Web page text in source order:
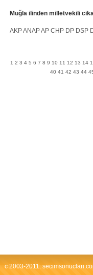
Muğla ilinden milletvekili
AKPANAPAP CHP DP DSP
1 2 3 4 5 6 7 8 9 10 11 12 13 14
40 41 42 43 44
c 2003-2011.